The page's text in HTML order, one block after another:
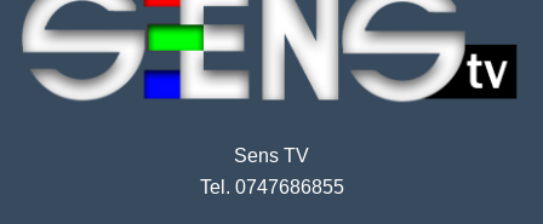
Sens TV
Tel. 0747686855